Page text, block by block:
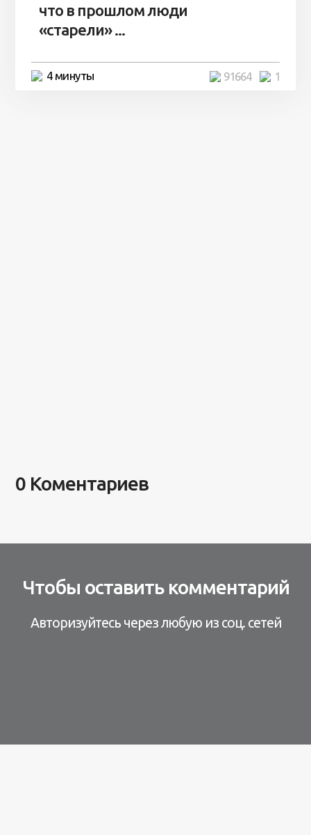
что в прошлом люди
«старели» ...
4 минуты 1
91664
0 Коментариев
Чтобы оставить комментарий
Авторизуйтесь через любую из соц. сетей